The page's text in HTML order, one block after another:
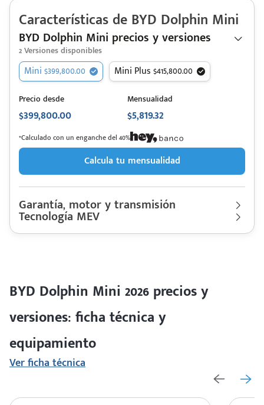
Características de BYD Dolphin Mini
BYD Dolphin Mini precios y versiones
2Versiones disponibles
Mini $399,800.00 Mini Plus $415,800.00
Precio desde
$399,800.00
Mensualidad
$5,819.32
*Calculado con un enganche del 40%
Calcula tu mensualidad
Garantía, motor y transmisión
Garantía
150,000 Km | 5 años
Motor cilindros
Lt Eléctrico | Hp. 75
Tecnología MEV
Descripción de funcionamiento motorizaciónBYDDolphin
BYD Dolphin Mini 2026 precios y
versiones: ficha técnica y
equipamiento
Ver ficha técnica